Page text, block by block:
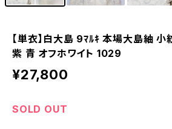
【単衣】白大島 9ﾏﾙｷ 本場大島紬
紫 青 オフホワイト 1029
¥27,800
SOLD OUT